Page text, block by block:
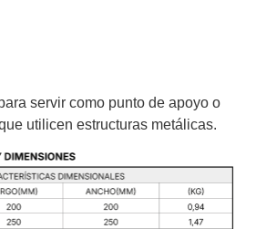
servir como punto de apoyo o
utilicen estructuras metálicas.